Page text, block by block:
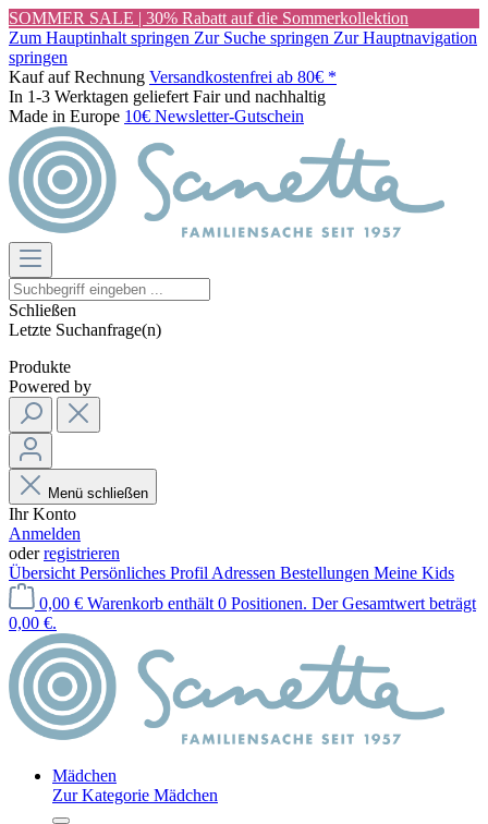
SOMMER SALE | 30% Rabatt auf die Sommerkollektion
Zum Hauptinhalt springen Zur Suche springen Zur Hauptnavigation
springen
Kauf auf Rechnung Versandkostenfrei ab 80€ *
In 1-3 Werktagen geliefert Fair und nachhaltig
Made in Europe 10€ Newsletter-Gutschein
Schließen
Letzte Suchanfrage(n)
Produkte
Powered by
Menü schließen
Ihr Konto
Anmelden
oderregistrieren
Übersicht Persönliches Profil Adressen Bestellungen Meine Kids
0,00 € Warenkorb enthält 0 Positionen. Der Gesamtwert beträgt
0,00 €.
Mädchen
Zur Kategorie Mädchen